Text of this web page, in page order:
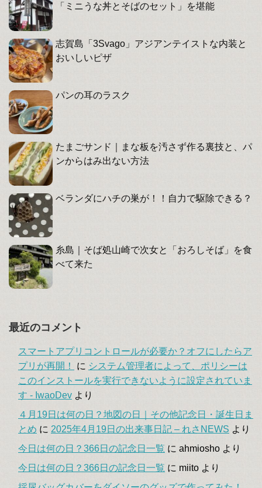
「ミニうな丼とそばのセット」を堪能
志賀島「3Svago」アジアンテイストな内装と
おいしいピザ
パンの耳のラスク
たまごサンド｜まな板を汚さず作る裏技と、パ
ンからはみ出ない方法
ベランダにハチの巣が！！自力で駆除できる？
糸島｜そば処山崎で次女と「おろしそば」を食
べて来た
最近のコメント
スマートアプリコントロールが必要か？オフにしたらア
プリが再開！
に システム管理者によって、ポリシーは
このインストールを実行できないように設定されていま
す - IwaoDev より
４月19日は何の日？地図の日｜その他記念日・誕生日ま
とめ に 2025年4月19日の出来事日記 – れさNEWS より
今日は何の日？366日の記念日一覧 に ahmiosho より
今日は何の日？366日の記念日一覧 に miito より